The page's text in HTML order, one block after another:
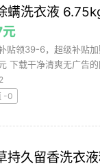
螨洗衣液
贴领39-6，超级补贴
下载干净清爽无广告
-0
持久留香洗衣